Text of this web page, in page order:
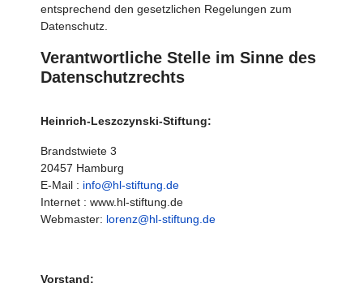
entsprechend den gesetzlichen Regelungen zum
Datenschutz.
Verantwortliche Stelle im Sinne des
Datenschutzrechts
Heinrich-Leszczynski-Stiftung:
Brandstwiete 3
20457 Hamburg
E-Mail : info@hl-stiftung.de
Internet : www.hl-stiftung.de
Webmaster: lorenz@hl-stiftung.de
Vorstand: